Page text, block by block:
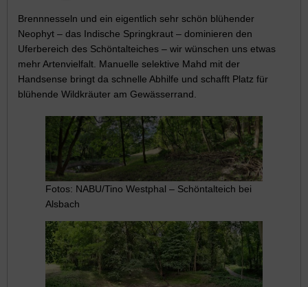
Brennnesseln und ein eigentlich sehr schön blühender
Neophyt – das Indische Springkraut – dominieren den
Uferbereich des Schöntalteiches – wir wünschen uns etwas
mehr Artenvielfalt. Manuelle selektive Mahd mit der
Handsense bringt da schnelle Abhilfe und schafft Platz für
blühende Wildkräuter am Gewässerrand.
Fotos: NABU/Tino Westphal – Schöntalteich bei
Alsbach